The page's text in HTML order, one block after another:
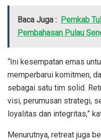
Baca Juga : Pemkab
Pembahasan Pulau
“Ini kesempatan emas
memperbarui komitmen,
sebagai satu tim solid.
visi, perumusan strategi,
loyalitas dan integritas,”
Menurutnya, retreat juga